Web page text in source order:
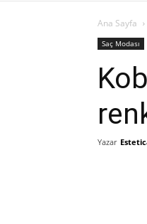
Ana Sayfa
Saç Modası
Yazar